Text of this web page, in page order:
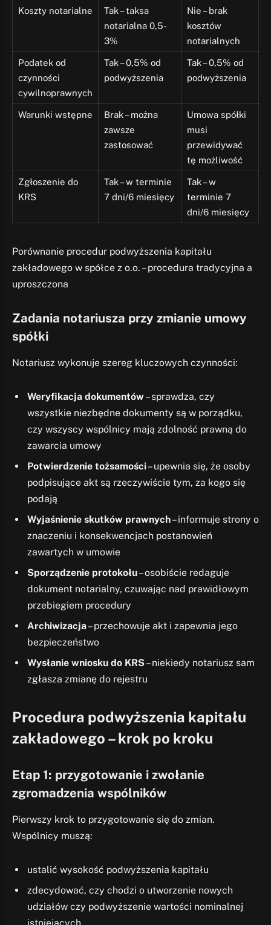
Koszty notarialne
Tak – taksa
notarialna 0,5-
3%
Nie – brak
kosztów
notarialnych
Podatek od
czynności
cywilnoprawnych
Tak – 0,5% od
podwyższenia
Tak – 0,5% od
podwyższenia
Warunki wstępne
Brak – można
zawsze
zastosować
Umowa spółki
musi
przewidywać
tę możliwość
Zgłoszenie do
KRS
Tak – w terminie
7 dni/6 miesięcy
Tak – w
terminie 7
dni/6 miesięcy
Porównanie procedur podwyższenia kapitału
zakładowego w spółce z o.o. – procedura tradycyjna a
uproszczona
Zadania notariusza przy zmianie umowy
spółki
Notariusz wykonuje szereg kluczowych czynności:
Weryfikacja dokumentów – sprawdza, czy
wszystkie niezbędne dokumenty są w porządku,
czy wszyscy wspólnicy mają zdolność prawną do
zawarcia umowy
Potwierdzenie tożsamości– upewnia się, że osoby
podpisujące akt są rzeczywiście tym, za kogo się
podają
Wyjaśnienie skutków prawnych– informuje strony o
znaczeniu i konsekwencjach postanowień
zawartych w umowie
Sporządzenie protokołu– osobiście redaguje
dokument notarialny, czuwając nad prawidłowym
przebiegiem procedury
Archiwizacja– przechowuje akt i zapewnia jego
bezpieczeństwo
Wysłanie wniosku do KRS– niekiedy notariusz sam
zgłasza zmianę do rejestru
Procedura podwyższenia kapitału
zakładowego – krok po kroku
Etap 1: przygotowanie i zwołanie
zgromadzenia wspólników
Pierwszy krok to przygotowanie się do zmian.
Wspólnicy muszą:
ustalić wysokość podwyższenia kapitału
zdecydować, czy chodzi o utworzenie nowych
udziałów czy podwyższenie wartości nominalnej